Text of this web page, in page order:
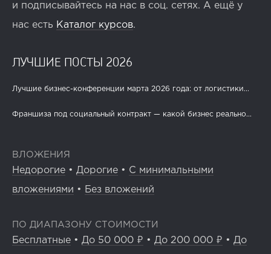
и подписывайтесь на нас в соц. сетях. А ещё у
нас есть Каталог курсов.
ЛУЧШИЕ ПОСТЫ 2026
Лучшие бизнес-конференции марта 2026 года: от логистики...
Франшиза под социальный контракт — какой бизнес реально...
ВЛОЖЕНИЯ
Недорогие • Дорогие • С минимальными
вложениями • Без вложений
ПО ДИАПАЗОНУ СТОИМОСТИ
Бесплатные • До 50 000 ₽ • До 200 000 ₽ • До